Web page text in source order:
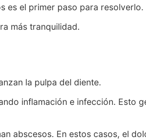
es el primer paso para resolverlo.
más tranquilidad.
la pulpa del diente.
inflamación e infección. Esto
abscesos. En estos casos, el